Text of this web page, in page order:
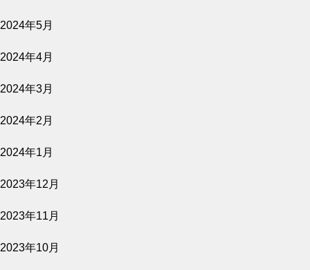
2024年5月
2024年4月
2024年3月
2024年2月
2024年1月
2023年12月
2023年11月
2023年10月